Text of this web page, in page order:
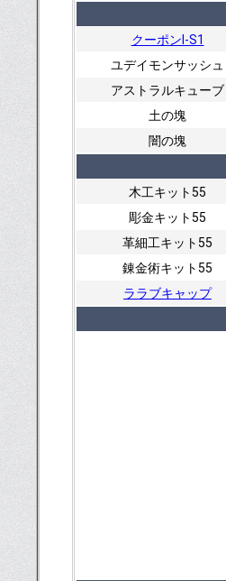
クーポンI-S1
ユデイモンサッシュ
アストラルキューブ
土の塊
闇の塊
木工キット55
彫金キット55
革細工キット55
錬金術キット55
ララブキャップ